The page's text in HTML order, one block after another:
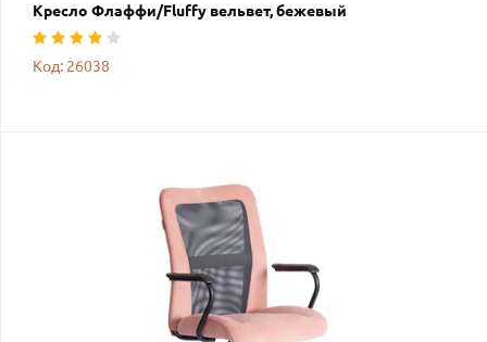
Кресло Флаффи/Fluffy вельвет, бежевый
Код: 26038